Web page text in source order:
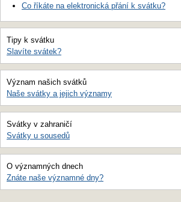
Co říkáte na elektronická přání k svátku?
Tipy k svátku
Slavíte svátek?
Význam našich svátků
Naše svátky a jejich významy
Svátky v zahraničí
Svátky u sousedů
O významných dnech
Znáte naše významné dny?